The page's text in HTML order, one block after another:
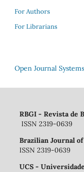
For Authors
For Librarians
Open Journal Systems
RBGI - Revista de
ISSN 2319-0639
Brazilian Journal
ISSN 2319-0639
UCS -